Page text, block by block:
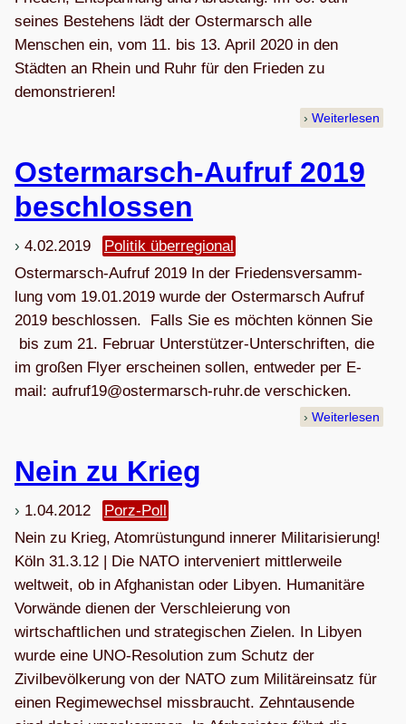
seines Bestehens lädt der Ostermarsch alle
Menschen ein, vom 11. bis 13. April 2020 in den
Städten an Rhein und Ruhr für den Frieden zu
demonstrieren!
Weiterlesen
Oster­­mar­sch-Auf­­­ruf 2019
beschlossen
4.02.2019
Politik überregional
Oster­mar­sch-Auf­ruf 2019 In der Frie­dens­ver­samm­
lung vom 19.01.2019 wurde der Oster­mar­sch Auf­ruf
2019 beschlos­sen. Falls Sie es möch­ten kön­nen Sie
bis zum 21. Februar Unterstützer-Unterschriften, die
im gro­ßen Flyer erschei­nen sol­len, ent­we­der per E-
mail:
ed.rh
ur-hc
sramr
etso@
91fur
fua ver­schi­cken.
Weiterlesen
Nein zu Krieg
1.04.2012
Porz-Poll
Nein zu Krieg, Atomrüstungund innerer Militarisierung!
Köln 31.3.12 | Die NATO interveniert mittlerweile
weltweit, ob in Afghanistan oder Libyen. Humanitäre
Vorwände dienen der Verschleierung von
wirtschaftlichen und strategischen Zielen. In Libyen
wurde eine UNO-Resolution zum Schutz der
Zivilbevölkerung von der NATO zum Militäreinsatz für
einen Regimewechsel missbraucht. Zehntausende